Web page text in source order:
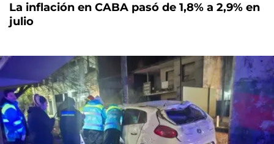
La inflación en CABA pasó de 1,8% a 2,9% en
julio